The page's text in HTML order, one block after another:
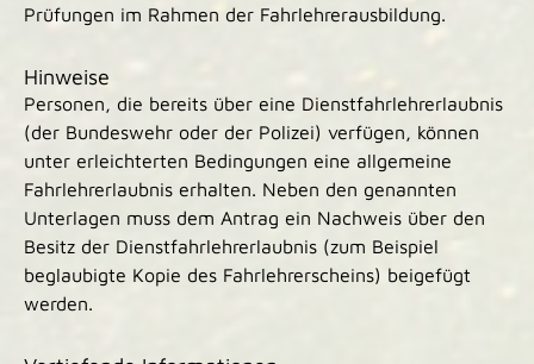
Prüfungen im Rahmen der Fahrlehrerausbildung.
Hinweise
Personen, die bereits über eine Dienstfahrlehrerlaubnis
(der Bundeswehr oder der Polizei) verfügen, können
unter erleichterten Bedingungen eine allgemeine
Fahrlehrerlaubnis erhalten. Neben den genannten
Unterlagen muss dem Antrag ein Nachweis über den
Besitz der Dienstfahrlehrerlaubnis (zum Beispiel
beglaubigte Kopie des Fahrlehrerscheins) beigefügt
werden.